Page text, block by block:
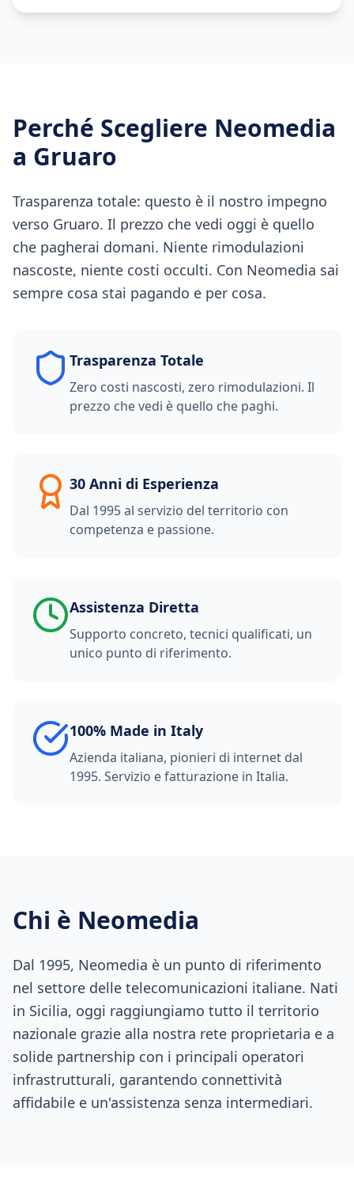
Perché Scegliere Neomedia
a Gruaro
Trasparenza totale: questo è il nostro impegno
verso Gruaro. Il prezzo che vedi oggi è quello
che pagherai domani. Niente rimodulazioni
nascoste, niente costi occulti. Con Neomedia sai
sempre cosa stai pagando e per cosa.
Trasparenza Totale
Zero costi nascosti, zero rimodulazioni. Il
prezzo che vedi è quello che paghi.
30 Anni di Esperienza
Dal 1995 al servizio del territorio con
competenza e passione.
Assistenza Diretta
Supporto concreto, tecnici qualificati, un
unico punto di riferimento.
100% Made in Italy
Azienda italiana, pionieri di internet dal
1995. Servizio e fatturazione in Italia.
Chi è Neomedia
Dal 1995, Neomedia è un punto di riferimento
nel settore delle telecomunicazioni italiane. Nati
in Sicilia, oggi raggiungiamo tutto il territorio
nazionale grazie alla nostra rete proprietaria e a
solide partnership con i principali operatori
infrastrutturali, garantendo connettività
affidabile e un'assistenza senza intermediari.